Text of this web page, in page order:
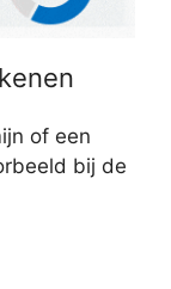
of een
bij de